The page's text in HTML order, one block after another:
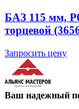
БАЗ 115 мм,
торцевой
Запросить цену
Ваш надежный